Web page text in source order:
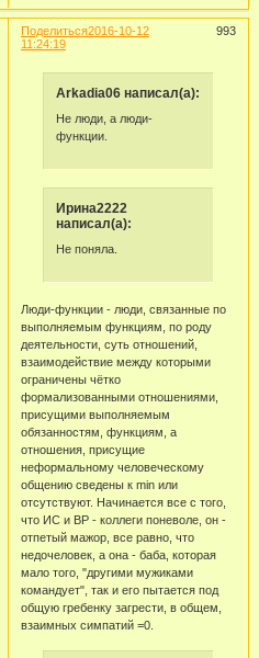
Поделиться 993
2016-10-12
11:24:19
Arkadia06 написал(а):
Не люди, а люди-
функции.
Ирина2222
написал(а):
Не поняла.
Люди-функции - люди, связанные по
выполняемым функциям, по роду
деятельности, суть отношений,
взаимодействие между которыми
ограничены чётко
формализованными отношениями,
присущими выполняемым
обязанностям, функциям, а
отношения, присущие
неформальному человеческому
общению сведены к min или
отсутствуют. Начинается все с того,
что ИС и ВР - коллеги поневоле, он -
отпетый мажор, все равно, что
недочеловек, а она - баба, которая
мало того, "другими мужиками
командует", так и его пытается под
общую гребенку загрести, в общем,
взаимных симпатий =0.